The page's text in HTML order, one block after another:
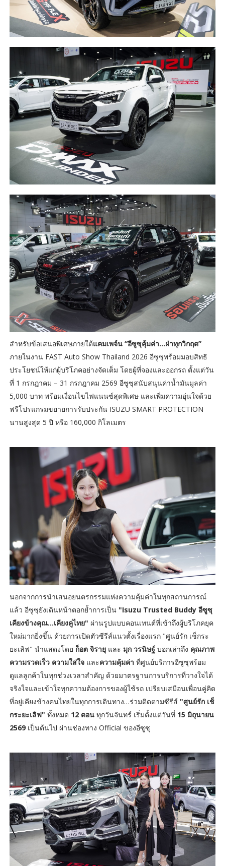
สำหรับข้อเสนอพิเศษภายใต้แคมเพจ์น “อีซูซุคุ้มค่า...ฝ่าทุกวิกฤต”
ภายในงาน FAST Auto Show Thailand 2026 อีซูซุพร้อมมอบสิทธิ
ประโยชน์ให้แก่ผู้บริโภคอย่างจัดเต็ม โดยผู้ที่จองและออกรถ ตั้งแต่วัน
ที่ 1 กรกฎาคม – 31 กรกฎาคม 2569 อีซูซุสนับสนุนค่าน้ำมันมูลค่า
5,000 บาท พร้อมเงื่อนไขไฟแนนซ์สุดพิเศษ และเพิ่มความอุ่นใจด้วย
ฟรีโปรแกรมขยายการรับประกัน ISUZU SMART PROTECTION
นานสูงสุด 5 ปี หรือ 160,000 กิโลเมตร
นอกจากการนำเสนอยนตรกรรมแห่งความคุ้มค่าในทุกสถานการณ์
แล้ว อีซูซุยังเดินหน้าตอกย้ำการเป็น "Isuzu Trusted Buddy อีซูซุ
เคียงข้างคุณ...เคียงคู่ไทย" ผ่านรูปแบบคอนเทนต์ที่เข้าถึงผู้บริโภคยุค
ใหม่มากยิ่งขึ้น ด้วยการเปิดตัวซีรีส์แนวตั้งเรื่องแรก "ศูนย์รัก เช็กระ
ยะเลิฟ" นำแสดงโดย ก็อต จิรายุ และ มุก วรนิษฐ์บอกเล่าถึง คุณภาพ
ความรวดเร็ว ความใส่ใจ และความคุ้มค่า ที่ศูนย์บริการอีซูซุพร้อม
ดูแลลูกค้าในทุกช่วงเวลาสำคัญ ด้วยมาตรฐานการบริการที่วางใจได้
จริงใจและเข้าใจทุกความต้องการของผู้ใช้รถ เปรียบเสมือนเพื่อนคู่คิด
ที่อยู่เคียงข้างคนไทยในทุกการเดินทาง…ร่วมติดตามซีรีส์ "ศูนย์รัก เช็
กระยะเลิฟ" ทั้งหมด 12 ตอนทุกวันจันทร์ เริ่มตั้งแต่วันที่ 15 มิถุนายน
2569เป็นต้นไป ผ่านช่องทาง Official ของอีซูซุ